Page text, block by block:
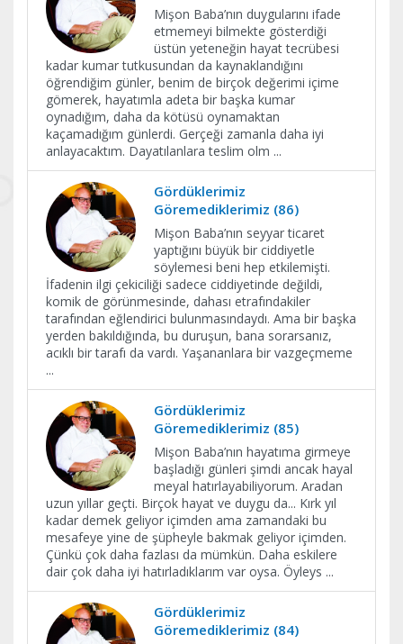
Mişon Baba’nın duygularını ifade
etmemeyi bilmekte gösterdiği
üstün yeteneğin hayat tecrübesi
kadar kumar tutkusundan da kaynaklandığını
öğrendiğim günler, benim de birçok değerimi içime
gömerek, hayatımla adeta bir başka kumar
oynadığım, daha da kötüsü oynamaktan
kaçamadığım günlerdi. Gerçeği zamanla daha iyi
anlayacaktım. Dayatılanlara teslim olm ...
Gördüklerimiz
Göremediklerimiz (86)
Mişon Baba’nın seyyar ticaret
yaptığını büyük bir ciddiyetle
söylemesi beni hep etkilemişti.
İfadenin ilgi çekiciliği sadece ciddiyetinde değildi,
komik de görünmesinde, dahası etrafındakiler
tarafından eğlendirici bulunmasındaydı. Ama bir başka
yerden bakıldığında, bu duruşun, bana sorarsanız,
acıklı bir tarafı da vardı. Yaşananlara bir vazgeçmeme
...
Gördüklerimiz
Göremediklerimiz (85)
Mişon Baba’nın hayatıma girmeye
başladığı günleri şimdi ancak hayal
meyal hatırlayabiliyorum. Aradan
uzun yıllar geçti. Birçok hayat ve duygu da... Kırk yıl
kadar demek geliyor içimden ama zamandaki bu
mesafeye yine de şüpheyle bakmak geliyor içimden.
Çünkü çok daha fazlası da mümkün. Daha eskilere
dair çok daha iyi hatırladıklarım var oysa. Öyleys ...
Gördüklerimiz
Göremediklerimiz (84)